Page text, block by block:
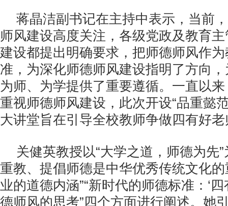
蒋晶洁副书记在主持中表示，当前
师风建设高度关注，各级党政及教育
建设都提出明确要求，把师德师风作
准，为深化师德师风建设指明了方向
为师、为学提供了重要遵循。一直以
重视师德师风建设，此次开设“品重懿
大讲堂旨在引导全校教师争做四有好
关健英教授以“大学之道，师德为先
重教、提倡师德是中华优秀传统文化的
业的道德内涵”“新时代的师德标准：‘四
德师风的思考”四个方面进行阐述。她